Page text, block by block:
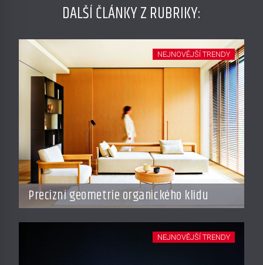
DALŠÍ ČLÁNKY Z RUBRIKY:
Precizní geometrie organického klidu
NEJNOVĚJŠÍ TRENDY
NEJNOVĚJŠÍ TRENDY